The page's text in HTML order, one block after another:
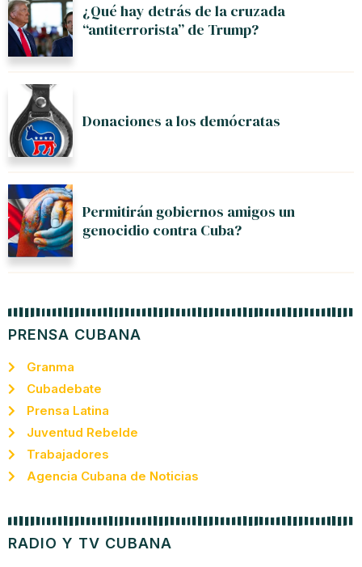
¿Qué hay detrás de la cruzada
“antiterrorista” de Trump?
Donaciones a los demócratas
Permitirán gobiernos amigos un
genocidio contra Cuba?
PRENSA CUBANA
Granma
Cubadebate
Prensa Latina
Juventud Rebelde
Trabajadores
Agencia Cubana de Noticias
RADIO Y TV CUBANA